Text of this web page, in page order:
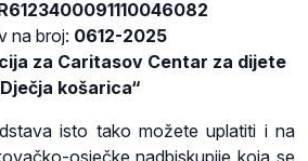
na broj: 0612-2025
za Caritasov Centar za dijete
košarica“
isto tako možete uplatiti i na
osječke nadbiskupije koja se